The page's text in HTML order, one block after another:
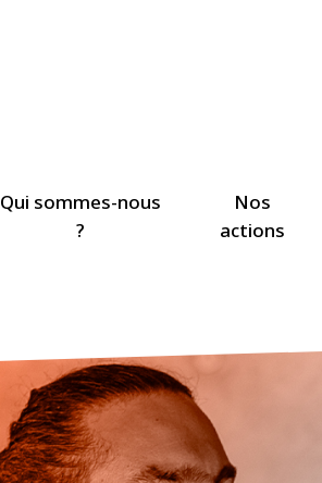
Qui sommes-nous
?
Nos
actions